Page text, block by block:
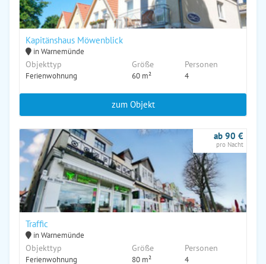
Kapitänshaus Möwenblick
in Warnemünde
Objekttyp
Ferienwohnung
Größe
60 m²
Personen
4
zum Objekt
Traffic
in Warnemünde
Objekttyp
Ferienwohnung
Größe
80 m²
Personen
4
ab 90 €
pro Nacht